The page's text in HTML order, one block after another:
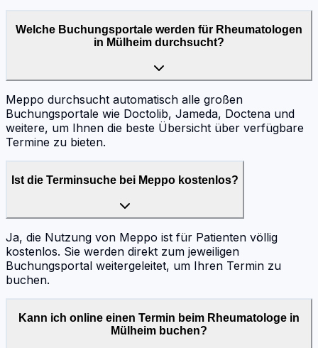
Welche Buchungsportale werden für Rheumatologen
in Mülheim durchsucht?
Meppo durchsucht automatisch alle großen
Buchungsportale wie Doctolib, Jameda, Doctena und
weitere, um Ihnen die beste Übersicht über verfügbare
Termine zu bieten.
Ist die Terminsuche bei Meppo kostenlos?
Ja, die Nutzung von Meppo ist für Patienten völlig
kostenlos. Sie werden direkt zum jeweiligen
Buchungsportal weitergeleitet, um Ihren Termin zu
buchen.
Kann ich online einen Termin beim Rheumatologe in
Mülheim buchen?